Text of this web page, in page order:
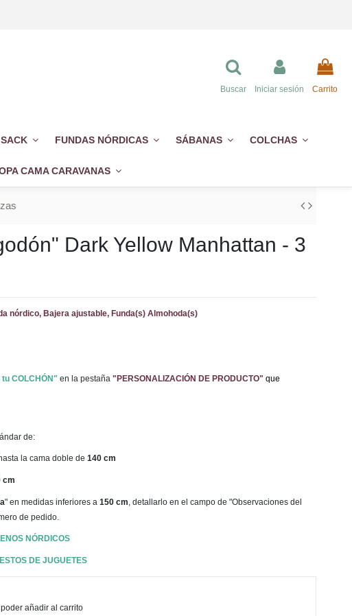
Buscar Iniciar sesión Carrito
FUNDAS NÓRDICAS SÁBANAS COLCHAS
CAMA CARAVANAS
Dark Yellow Manhattan - 3
nórdico, Bajera ajustable, Funda(s) Almohoda(s)
COLCHÓN" en la pestaña"PERSONALIZACIÓN DE PRODUCTO" que
de:
hasta la cama doble de140 cm
cm
" en medidas inferiores a150 cm , detallarlo en el campo de "Observaciones del
de pedido.
NÓRDICOS
DE JUGUETES
añadir al carrito